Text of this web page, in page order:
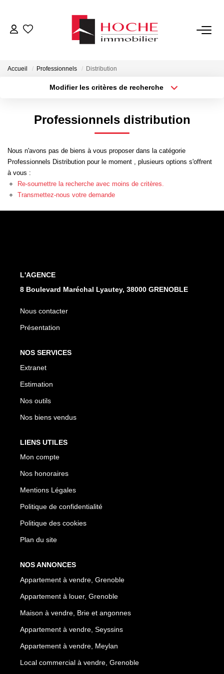
Accueil Professionnels Distribution
Modifier les critères de recherche
Type de bien
Budget max Plus de critères
Professionnels distribution
Nous n'avons pas de biens à vous proposer dans la catégorie
Professionnels Distribution pour le moment , plusieurs options s'offrent
à vous :
Re-soumettre la recherche avec moins de critères.
Transmettez-nous votre demande
L'AGENCE
8 Boulevard Maréchal Lyautey, 38000 GRENOBLE
Nous contacter
Présentation
NOS SERVICES
Extranet
Estimation
Nos outils
Nos biens vendus
LIENS UTILES
Mon compte
Nos honoraires
Mentions Légales
Politique de confidentialité
Politique des cookies
Plan du site
NOS ANNONCES
Appartement à vendre, Grenoble
Appartement à louer, Grenoble
Maison à vendre, Brie et angonnes
Appartement à vendre, Seyssins
Appartement à vendre, Meylan
Local commercial à vendre, Grenoble